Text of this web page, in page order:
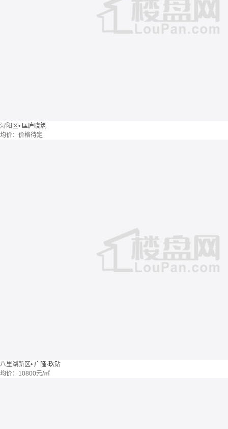
浔阳区• 匡庐晓筑
均价： 价格待定
八里湖新区• 广隆·玖钻
均价： 10800元/㎡